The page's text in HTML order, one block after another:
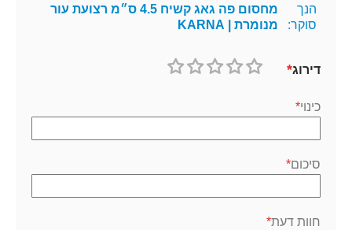
הנך
סוקר:
מחסום פה גאג קשיח 4.5 ס״מ רצועת עור
מנומרת | KARNA
דירוג
כינוי
סיכום
חוות דעת